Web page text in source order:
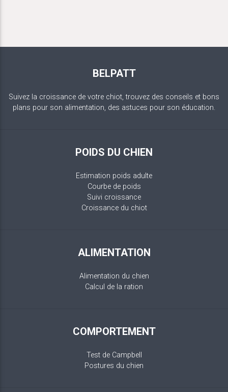
BELPATT
Suivez la croissance de votre chiot, trouvez des conseils et bons
plans pour son alimentation, des astuces pour son éducation.
POIDS DU CHIEN
Estimation poids adulte
Courbe de poids
Suivi croissance
Croissance du chiot
ALIMENTATION
Alimentation du chien
Calcul de la ration
COMPORTEMENT
Test de Campbell
Postures du chien